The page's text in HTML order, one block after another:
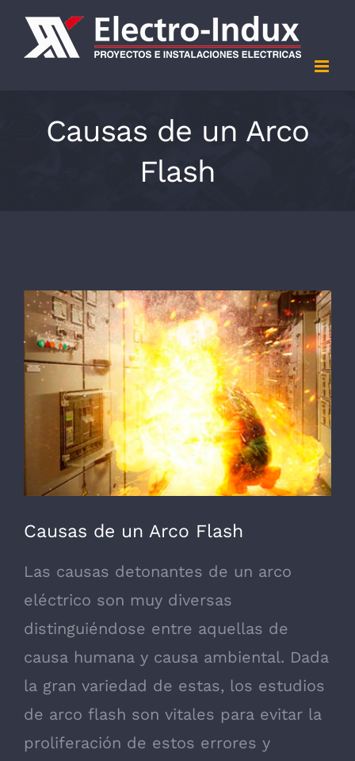
Saltar
Causas de un Arco
Flash
Ver
imagen
más
grande
Causas de un Arco Flash
Las causas detonantes de un arco
eléctrico son muy diversas
distinguiéndose entre aquellas de
causa humana y causa ambiental. Dada
la gran variedad de estas, los estudios
de arco flash son vitales para evitar la
proliferación de estos errores y